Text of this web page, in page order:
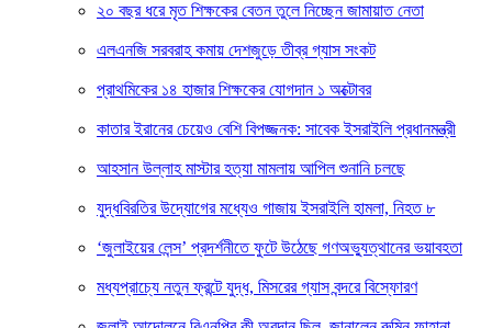
২০ বছর ধরে মৃত শিক্ষকের বেতন তুলে নিচ্ছেন জামায়াত নেতা
এলএনজি সরবরাহ কমায় দেশজুড়ে তীব্র গ্যাস সংকট
প্রাথমিকের ১৪ হাজার শিক্ষকের যোগদান ১ অক্টোবর
কাতার ইরানের চেয়েও বেশি বিপজ্জনক: সাবেক ইসরাইলি প্রধানমন্ত্রী
আহসান উল্লাহ মাস্টার হত্যা মামলায় আপিল শুনানি চলছে
যুদ্ধবিরতির উদ্যোগের মধ্যেও গাজায় ইসরাইলি হামলা, নিহত ৮
‘জুলাইয়ের লেন্স’ প্রদর্শনীতে ফুটে উঠেছে গণঅভ্যুত্থানের ভয়াবহতা
মধ্যপ্রাচ্যে নতুন ফ্রন্টে যুদ্ধ, মিসরের গ্যাস বন্দরে বিস্ফোরণ